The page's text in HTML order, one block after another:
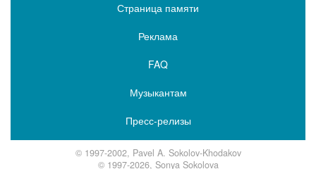
Страница памяти
Реклама
FAQ
Музыкантам
Пресс-релизы
© 1997-2002, Pavel A. Sokolov-Khodakov
© 1997-2026, Sonya Sokolova